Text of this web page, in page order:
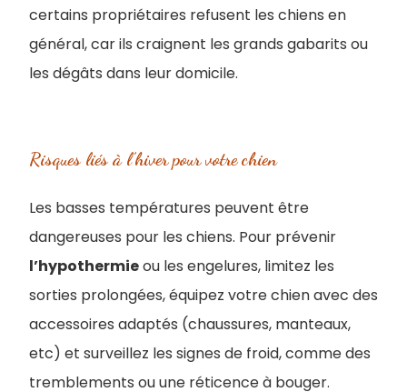
certains propriétaires refusent les chiens en
général, car ils craignent les grands gabarits ou
les dégâts dans leur domicile.
Risques liés à l’hiver pour votre chien
Les basses températures peuvent être
dangereuses pour les chiens. Pour prévenir
l’hypothermieou les engelures, limitez les
sorties prolongées, équipez votre chien avec des
accessoires adaptés (chaussures, manteaux,
etc) et surveillez les signes de froid, comme des
tremblements ou une réticence à bouger.